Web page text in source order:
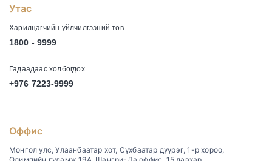
Утас
Харилцагчийн үйлчилгээний төв
1800 - 9999
Гадаадаас холбогдох
+976 7223-9999
Оффис
Монгол улс, Улаанбаатар хот, Сүхбаатар дүүрэг, 1-р хороо,